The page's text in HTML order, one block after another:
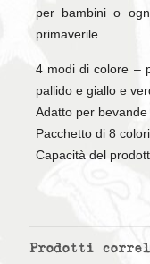
per bambini o
primaverile.
4 modi di colore –
pallido e giallo e
Adatto per
Pacchetto di 8
Capacità del
Prodotti